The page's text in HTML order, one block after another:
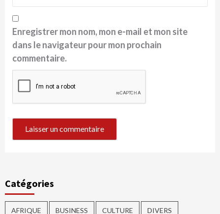
Enregistrer mon nom, mon e-mail et mon site
dans le navigateur pour mon prochain
commentaire.
Catégories
AFRIQUE BUSINESS CULTURE DIVERS